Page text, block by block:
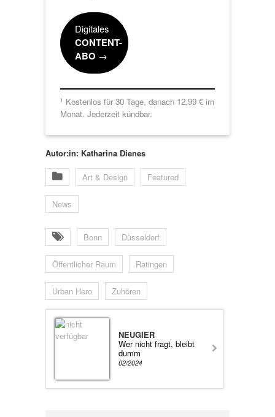
Digitales
CONTENT-
ABO →
1 Kostenlos für 30 Tage, danach 12,99 € im
Monat. Jederzeit kündbar.
Autor:in: Katharina Dienes
Art & Design Featured
News
Bonn Düsseldorf
Öffentlicher Raum Ratingen
Urban Hero Zuhören
NEUGIER
Wer nicht fragt, bleibt
dumm
02/2024